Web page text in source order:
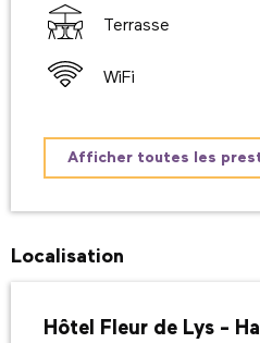
Terrasse
WiFi
Afficher toutes les
Localisation
Hôtel Fleur de Lys -